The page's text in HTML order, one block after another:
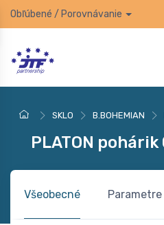
Obľúbené / Porovnávanie
SKLO B.BOHEMIAN
PLATON
Všeobecné Parametre